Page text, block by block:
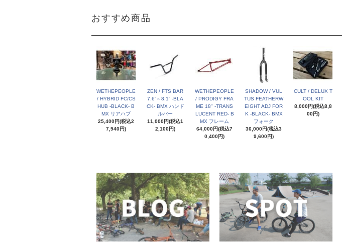
おすすめ商品
WETHEPEOPLE
/ HYBRID FC/CS
HUB -BLACK- B
MX リアハブ
25,400円(税込2
7,940円)
ZEN / FTS BAR
7.6”～8.1” -BLA
CK- BMX ハンド
ルバー
11,000円(税込1
2,100円)
WETHEPEOPLE
/ PRODIGY FRA
ME 18" -TRANS
LUCENT RED- B
MX フレーム
64,000円(税込7
0,400円)
SHADOW / VUL
TUS FEATHERW
EIGHT ADJ FOR
K -BLACK- BMX
フォーク
36,000円(税込3
9,600円)
CULT / DELUX T
OOL KIT
8,000円(税込8,8
00円)